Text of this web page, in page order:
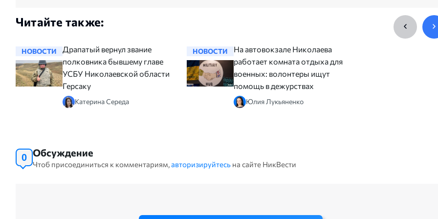
Читайте также:
НОВОСТИ
Драпатый вернул звание
полковника бывшему главе
УСБУ Николаевской области
Герсаку
Катерина Середа
НОВОСТИ
На автовокзале Николаева
работает комната отдыха для
военных: волонтеры ищут
помощь в дежурствах
Юлия Лукьяненко
0 Обсуждение
Чтоб присоединиться к комментариям, авторизируйтесь на сайте НикВести